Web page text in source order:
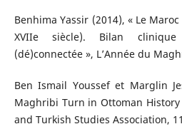
Benhima Yassir (2014), « Le
XVIIe siècle). Bilan clinique
(dé)connectée », L’Année du
Ben Ismail Youssef et Marglin
Maghribi Turn in Ottoman
and Turkish Studies Association,